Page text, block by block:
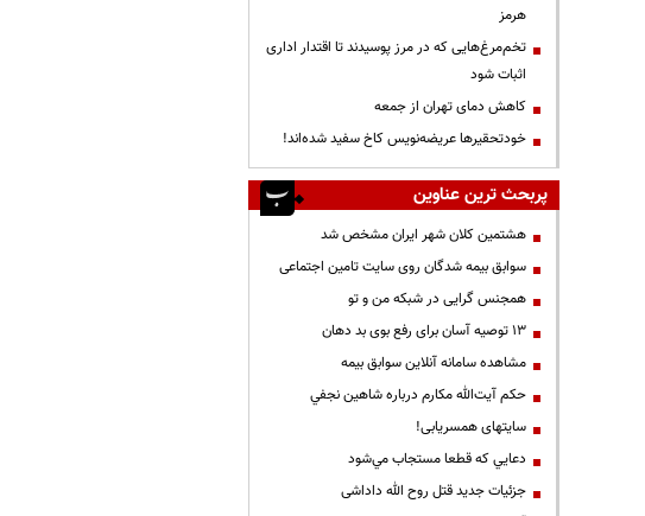
هرمز
تخم‌مرغ‌هایی که در مرز پوسیدند تا اقتدار اداری
اثبات شود
کاهش دمای تهران از جمعه
خودتحقیرها عریضه‌نویس کاخ سفید شده‌اند!
پربحث ترین عناوین
هشتمین کلان شهر ایران مشخص شد
سوابق بیمه شدگان روی سایت تامین اجتماعی
همجنس گرایی در شبکه من و تو
13 توصیه آسان برای رفع بوی بد دهان
مشاهده سامانه آنلاين سوابق بیمه
حكم آيت‌الله مكارم درباره شاهين نجفي
سایتهای همسریابی!
دعايي كه قطعا مستجاب مي‌شود
جزئیات جدید قتل روح الله داداشی